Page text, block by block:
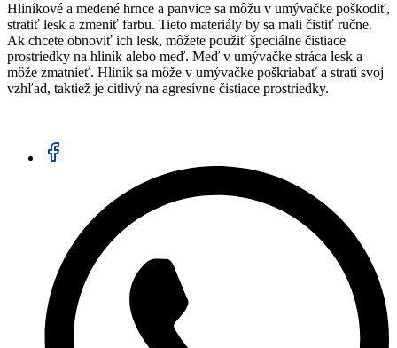
Hliníkové a medené hrnce a panvice sa môžu v umývačke poškodiť,
stratiť lesk a zmeniť farbu. Tieto materiály by sa mali čistiť ručne.
Ak chcete obnoviť ich lesk, môžete použiť špeciálne čistiace
prostriedky na hliník alebo meď. Meď v umývačke stráca lesk a
môže zmatnieť. Hliník sa môže v umývačke poškriabať a stratí svoj
vzhľad, taktiež je citlivý na agresívne čistiace prostriedky.